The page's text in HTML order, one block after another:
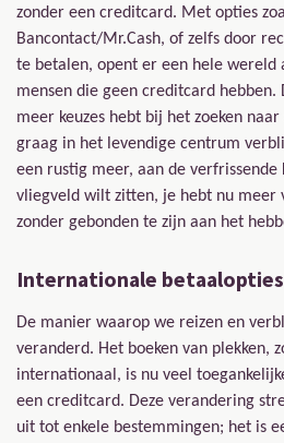
zonder een creditcard. Met opties
Bancontact/Mr.Cash, of zelfs door
te betalen, opent er een hele wereld
mensen die geen creditcard hebben.
meer keuzes hebt bij het zoeken
graag in het levendige centrum
een rustig meer, aan de
vliegveld wilt zitten, je hebt nu meer
zonder gebonden te zijn aan het
Internationale betaalopties
De manier waarop we reizen en
veranderd. Het boeken van plekken,
internationaal, is nu veel
een creditcard. Deze verandering
uit tot enkele bestemmingen; het is